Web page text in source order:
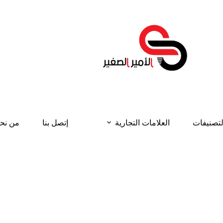
التصنيفات العلامات التجارية إتصل بنا من